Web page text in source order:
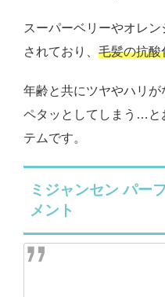
スーパーベリーやオレ
されており、 毛髪の抗酸
年齢と共にツヤやハリ
ペタッとしてしまう…と
テムです。
ミジャンセン パー
メント